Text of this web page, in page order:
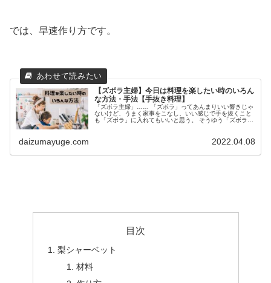
では、早速作り方です。
【ズボラ主婦】今日は料理を楽したい時のいろん
な方法・手法【手抜き料理】
「ズボラ主婦」…… 「ズボラ」ってあんまりいい響きじゃ
ないけど、うまく家事をこなし、いい感じで手を抜くこと
も「ズボラ」に入れてもいいと思う。 そうゆう「ズボラ主
daizumayuge.com 2022.04.08
目次
梨シャーベット
材料